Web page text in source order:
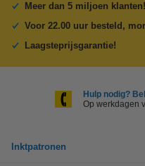
Meer dan 5 miljoen klanten!
Voor 22.00 uur besteld,
Laagsteprijsgarantie!
Hulp nodig?
Op werkdagen
Inktpatronen